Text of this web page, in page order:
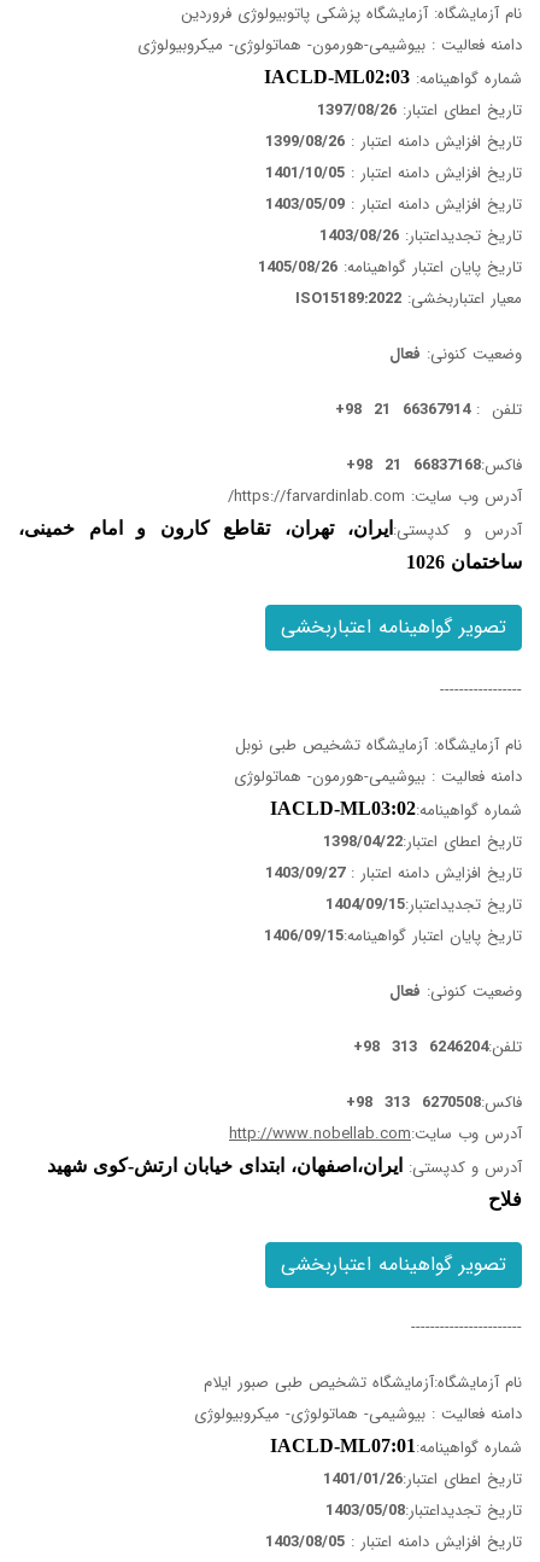
نام آزمایشگاه: آزمایشگاه پزشکی پاتوبیولوژی فروردین
دامنه فعالیت : بیوشیمی-هورمون- هماتولوژی- میکروبیولوژی
شماره گواهینامه: IACLD-ML02:03
تاریخ اعطای اعتبار: 1397/08/26
تاریخ افزایش دامنه اعتبار : 1399/08/26
تاریخ افزایش دامنه اعتبار : 1401/10/05
تاریخ افزایش دامنه اعتبار : 1403/05/09
تاریخ تجدیداعتبار: 1403/08/26
تاریخ پایان اعتبار گواهینامه: 1405/08/26
معیار اعتباربخشی: ISO15189:2022
وضعیت کنونی: فعال
تلفن :66367914 21 98+
فاکس:66837168 21 98+
آدرس وب سایت: https://farvardinlab.com/
آدرس و کدپستی: ایران، تهران، تقاطع کارون و امام خمینی،
ساختمان 1026
تصویر گواهینامه اعتباربخشی
-----------------
نام آزمایشگاه: آزمایشگاه تشخیص طبی نوبل
دامنه فعالیت : بیوشیمی-هورمون- هماتولوژی
شماره گواهینامه:IACLD-ML03:02
تاریخ اعطای اعتبار:1398/04/22
تاریخ افزایش دامنه اعتبار : 1403/09/27
تاریخ تجدیداعتبار:1404/09/15
تاریخ پایان اعتبار گواهینامه:1406/09/15
وضعیت کنونی: فعال
تلفن:6246204 313 98+
فاکس:6270508 313 98+
آدرس وب سایت:http://www.nobellab.com
آدرس و کدپستی: ایران،اصفهان، ابتدای خیابان ارتش-کوی شهید
فلاح
تصویر گواهینامه اعتباربخشی
-----------------------
نام آزمایشگاه:آزمایشگاه تشخیص طبی صبور ایلام
دامنه فعالیت : بیوشیمی- هماتولوژی- میکروبیولوژی
شماره گواهینامه:IACLD-ML07:01
تاریخ اعطای اعتبار:1401/01/26
تاریخ تجدیداعتبار:1403/05/08
تاریخ افزایش دامنه اعتبار : 1403/08/05